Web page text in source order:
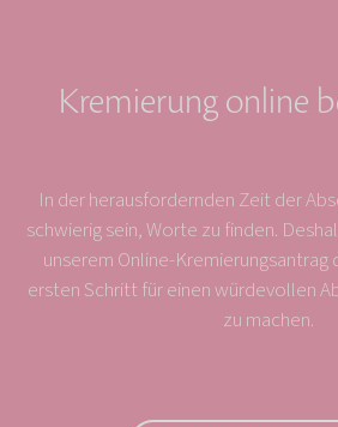
Kremierung online
In der herausfordernden Zeit der
schwierig sein, Worte zu finden.
unserem Online-
ersten Schritt für einen würdevollen
zu machen.